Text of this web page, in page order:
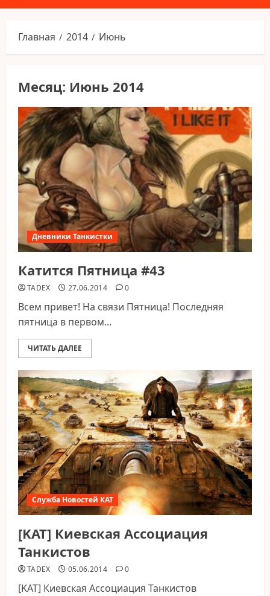
меню
Главная 2014 Июнь
Месяц: Июнь 2014
Дневники Танкистки
Катится Пятница #43
TADEX 27.06.2014 0
Всем привет! На связи Пятница! Последняя
пятница в первом...
ЧИТАТЬ ДАЛЕЕ
Служба Новостей КАТ
[KAT] Киевская Ассоциация
Танкистов
TADEX 05.06.2014 0
[KAT] Киевская Ассоциация Танкистов